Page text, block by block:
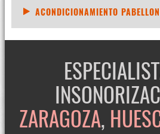
ACONDICIONAMIENTO
ZARAGOZA,